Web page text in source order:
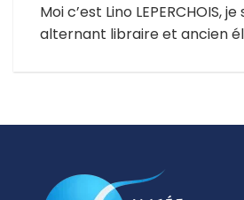
Moi c’est Lino LEPERCHOIS,
alternant libraire et ancien